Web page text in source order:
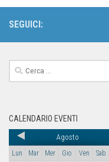
SEGUICI:
CALENDARIO EVENTI
Agosto
Lun Mar Mer Gio Ven Sab